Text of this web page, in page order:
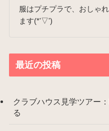
服はプチプラで、おしゃ
ます(*'▽')
最近の投稿
クラブハウス見学ツアー
る